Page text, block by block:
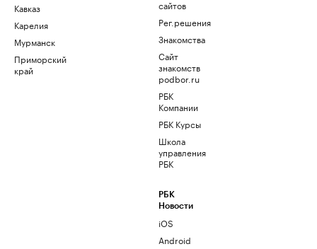
Кавказ
Карелия
Мурманск
Приморский
край
сайтов
Рег.решения
Знакомства
Сайт
знакомств
podbor.ru
РБК
Компании
РБК Курсы
Школа
управления
РБК
РБК
Новости
iOS
Android